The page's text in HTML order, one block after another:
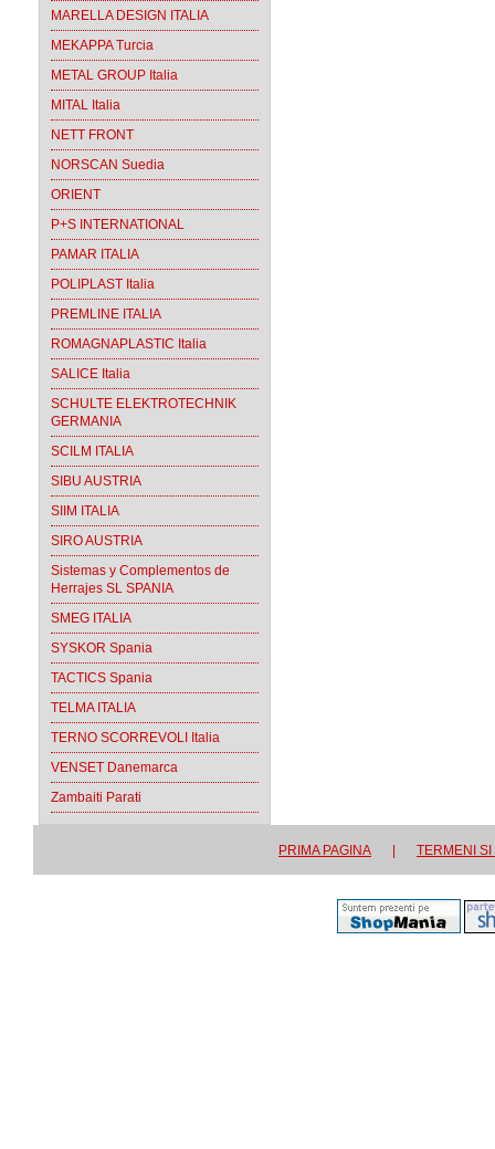
MARELLA DESIGN ITALIA
MEKAPPA Turcia
METAL GROUP Italia
MITAL Italia
NETT FRONT
NORSCAN Suedia
ORIENT
P+S INTERNATIONAL
PAMAR ITALIA
POLIPLAST Italia
PREMLINE ITALIA
ROMAGNAPLASTIC Italia
SALICE Italia
SCHULTE ELEKTROTECHNIK
GERMANIA
SCILM ITALIA
SIBU AUSTRIA
SIIM ITALIA
SIRO AUSTRIA
Sistemas y Complementos de
Herrajes SL SPANIA
SMEG ITALIA
SYSKOR Spania
TACTICS Spania
TELMA ITALIA
TERNO SCORREVOLI Italia
VENSET Danemarca
Zambaiti Parati
PRIMA PAGINA TERMENI SI